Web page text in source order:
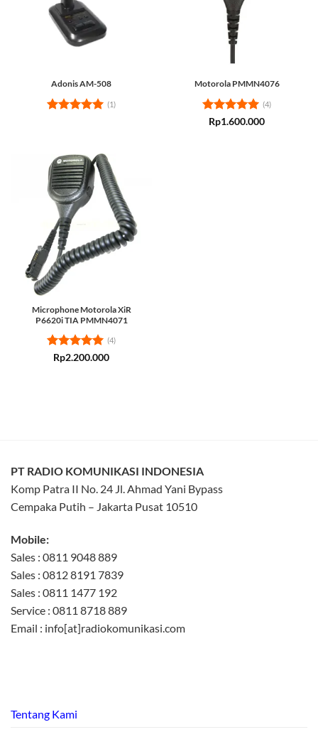
Adonis AM-508
(1)
Motorola PMMN4076
Rated5
(4)
Rp1.600.000
Microphone Motorola XiR
P6620i TIA PMMN4071
Rated5
(4)
Rp2.200.000
PT RADIO KOMUNIKASI INDONESIA
Komp Patra II No. 24 Jl. Ahmad Yani Bypass
Cempaka Putih – Jakarta Pusat 10510
Mobile:
Sales : 0811 9048 889
Sales : 0812 8191 7839
Sales : 0811 1477 192
Service : 0811 8718 889
Email : info[at]radiokomunikasi.com
Tentang Kami